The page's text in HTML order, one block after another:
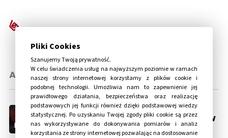
Pliki Cookies
Szanujemy Twoją prywatność.
W celu świadczenia usług na najwyższym poziomie w ramach
naszej strony internetowej korzystamy z plików cookie i
podobnej technologii. Umożliwia nam to zapewnienie jej
prawidłowego działania, bezpieczeństwa oraz realizację
podstawowych jej funkcji również dzięki podstawowej wiedzy
statystycznej. Po uzyskaniu Twojej zgody pliki cookie są przez
nas wykorzystywane do dokonywania pomiarów i analiz
korzystania ze strony internetowej pozwalając na dostosowanie
Aktualności
23.06.2026
Przychody z CRONOS: The New
Dawn przekroczyły koszty